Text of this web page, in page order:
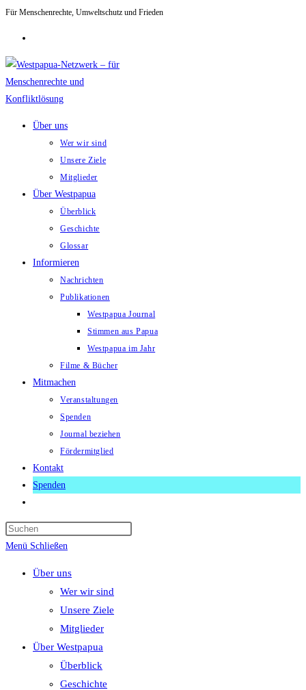
Zum
Für Menschenrechte, Umweltschutz und Frieden
Über uns
Wer wir sind
Unsere Ziele
Mitglieder
Über Westpapua
Überblick
Geschichte
Glossar
Informieren
Nachrichten
Publikationen
Westpapua Journal
Stimmen aus Papua
Westpapua im Jahr
Filme & Bücher
Mitmachen
Veranstaltungen
Spenden
Journal beziehen
Fördermitglied
Kontakt
Spenden
umschalten
Menü Schließen
Über uns
Wer wir sind
Unsere Ziele
Mitglieder
Über Westpapua
Überblick
Geschichte